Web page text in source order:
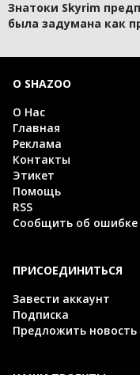
Знатоки Skyrim
была задумана как
О SHAZOO
О Нас
Главная
Реклама
Контакты
Этикет
Помощь
RSS
Сообщить об ошибке
ПРИСОЕДИНИТЬСЯ
Завести аккаунт
Подписка
Предложить новость